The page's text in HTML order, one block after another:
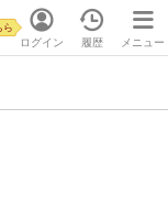
ログイン
ら
履歴 メニュー